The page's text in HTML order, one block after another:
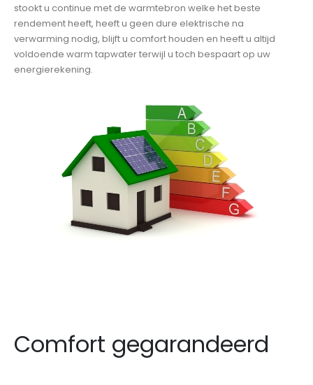
stookt u continue met de warmtebron welke het beste
rendement heeft, heeft u geen dure elektrische na
verwarming nodig, blijft u comfort houden en heeft u altijd
voldoende warm tapwater terwijl u toch bespaart op uw
energierekening.
Comfort gegarandeerd